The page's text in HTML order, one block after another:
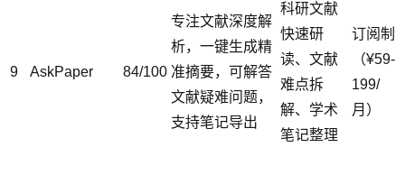
9 AskPaper 84/100
专注文献深度解
析，一键生成精
准摘要，可解答
文献疑难问题，
支持笔记导出
科研文献
快速研
读、文献
难点拆
解、学术
笔记整理
订阅制
（¥59-
199/
月）